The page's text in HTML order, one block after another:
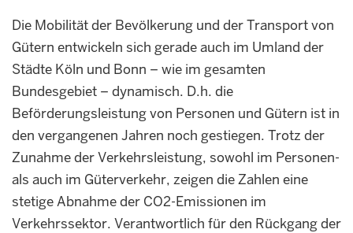
Die Mobilität der Bevölkerung und der Transport von
Gütern entwickeln sich gerade auch im Umland der
Städte Köln und Bonn – wie im gesamten
Bundesgebiet – dynamisch. D.h. die
Beförderungsleistung von Personen und Gütern ist in
den vergangenen Jahren noch gestiegen. Trotz der
Zunahme der Verkehrsleistung, sowohl im Personen-
als auch im Güterverkehr, zeigen die Zahlen eine
stetige Abnahme der CO2-Emissionen im
Verkehrssektor. Verantwortlich für den Rückgang der